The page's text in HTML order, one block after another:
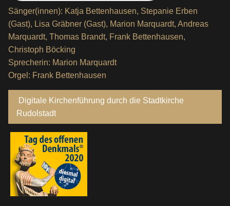
Sänger(innen): Katja Bettenhausen, Stepanie Erben
(Gast), Lisa Gräbner (Gast), Marion Marquardt, Andreas
Marquardt, Thomas Brandt, Frank Bettenhausen,
Christoph Böcking
Sprecherin: Marion Marquardt
Orgel: Frank Bettenhausen
Digitale Kirchenführung durch die Stadtkirche
Rudolstadt